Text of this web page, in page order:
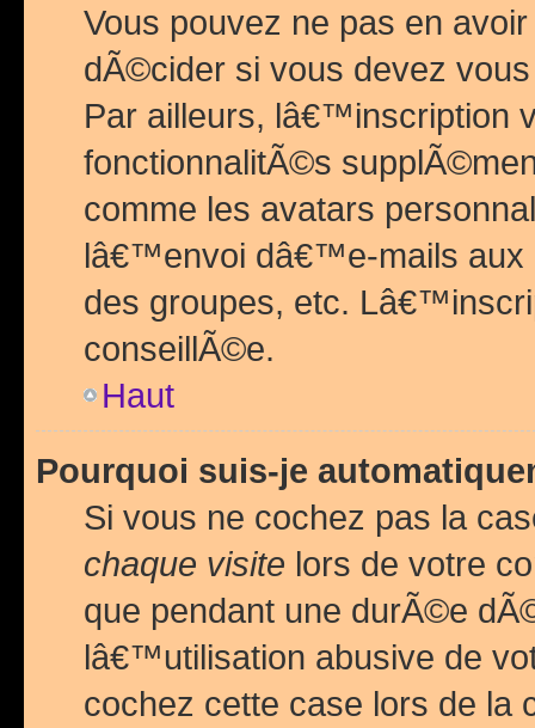
Vous pouvez ne pas en
dÃ©cider si vous devez
Par ailleurs, lâ€™inscription
fonctionnalitÃ©s
comme les avatars
lâ€™envoi dâ€™e-mails
des groupes, etc.
conseillÃ©e.
Haut
Pourquoi suis-je
Si vous ne cochez pas la
chaque visite lors de votre
que pendant une durÃ©e
lâ€™utilisation abusive de
cochez cette case lors de